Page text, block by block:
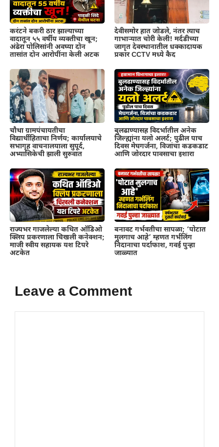
करंटने बकरी ठार झाल्याच्या
वादातून ५५ वर्षीय व्यक्तीचा खून;
अंढेरा पोलिसांनी अवघ्या दोन
तासांत दोन आरोपींना केली अटक
देवीसमोर हात जोडले, नंतर त्याच
गाभाऱ्यात चोरी केली! मर्दडीच्या
जागृत देवस्थानातील धक्कादायक
प्रकार CCTV मध्ये कैद
चौथा ग्रामपंचायतीचा
विद्यार्थीहिताचा निर्णय; कार्यालयाचे
सभागृह वाचनालयाला सुपूर्द,
अभ्यासिकेची झाली सुरुवात
बुलढाण्यासह विदर्भातील अनेक
जिल्ह्यांना यलो अलर्ट; पुढील पाच
दिवस मेघगर्जना, विजांचा कडकडाट
आणि जोरदार पावसाचा इशारा
राज्यभर गाजलेल्या कथित ऑडिओ
क्लिप प्रकरणाला चिखली कनेक्शन;
माजी स्वीय सहायक यश टिपरे
अटकेत
बनावट गर्भवतीचा सापळा; ‘पोटात
मुलगाच आहे’ म्हणत गर्भलिंग
निदानाचा पर्दाफाश, गवई पुन्हा
जाळ्यात
Leave a Comment